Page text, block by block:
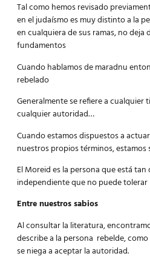
Tal como hemos revisado
en el judaísmo es muy distinto a la
en cualquiera de sus ramas, no
fundamentos
Cuando hablamos de maradnu
rebelado
Generalmente se refiere a
cualquier autoridad…
Cuando estamos dispuestos a
nuestros propios términos, estamos
El Moreid es la persona que está
independiente que no puede
Entre nuestros sabios
Al consultar la literatura,
describe a la persona rebelde,
se niega a aceptar la autoridad.